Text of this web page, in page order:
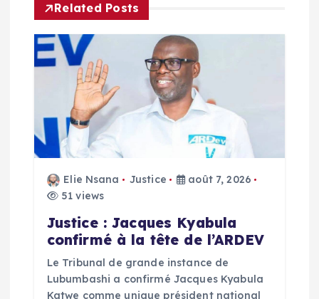
g
a
o
Related Posts
Elie Nsana Justice
août 7, 2026
51 views
Justice : Jacques Kyabula
confirmé à la tête de l’ARDEV
Le Tribunal de grande instance de
Lubumbashi a confirmé Jacques Kyabula
Katwe comme unique président national